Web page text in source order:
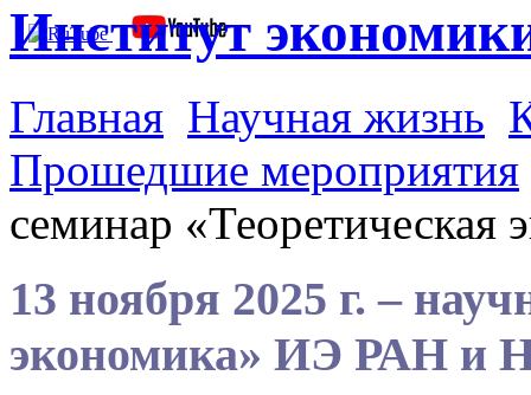
Институт
Главная Научная жизнь
Прошедшие мероприятия
семинар
13 ноября 2025 г. –
экономика» ИЭ РАН и